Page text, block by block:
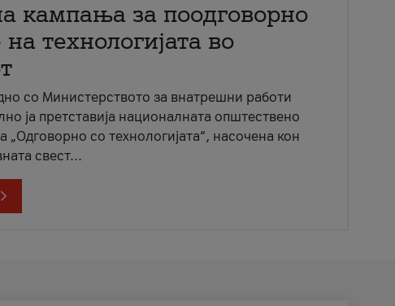
кампања за поодговорно
технологијата во
со Министерството за внатрешни работи
ја претставија националната општествено
со технологијата“, насочена кон
свест...